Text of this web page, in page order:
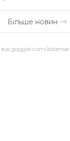
Більше новин
goggle.com/adsense: